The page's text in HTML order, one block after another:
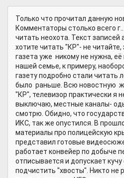
Только что прочитал данную
Комментаторы столько всего
читать неохота. Текст записей
хотите читать "КР"- не читайте,
газета уже никому не нужна, её
нашей семье, к примеру,
газету подробно стали читать
было раньше. Всю новостную
"КР", телевизор практически я
выключаю, местные каналы-
смотрю. Обидно, что
ИКС, так же опустился. В
материалы про полицейскую
представил готовые
работает конвейер по добыче
отписывается и допускает
подчистить "хвосты". Никто не